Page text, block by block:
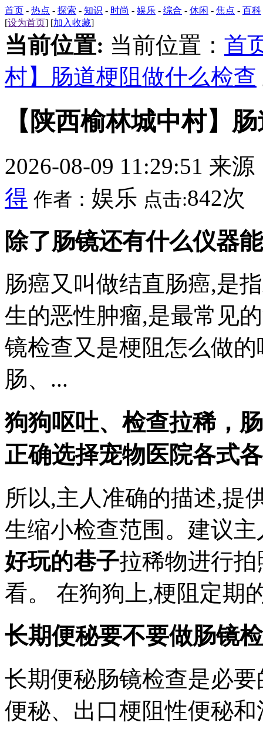
首页 - 热点 - 探索 - 知识 - 时尚 - 娱乐 - 综合 - 休闲 - 焦点 - 百科
[设为首页] [加入收藏]
当前位置: 当前位置： 首
村】肠道梗阻做什么检查
【陕西榆林城中村】
2026-08-09 11:29:51 来源
得 作者： 娱乐 点击:842次
除了肠镜还有什么仪器
肠癌又叫做结直肠癌,是
生的恶性肿瘤,是最常见
镜检查又是梗阻怎么做
肠、...
狗狗呕吐、检查拉稀，
正确选择宠物医院各式
所以,主人准确的描述,提
生缩小检查范围。建议
好玩的巷子拉稀物进行
看。 在狗狗上,梗阻定期
长期便秘要不要做肠镜
长期便秘肠镜检查是必
便秘、出口梗阻性便秘